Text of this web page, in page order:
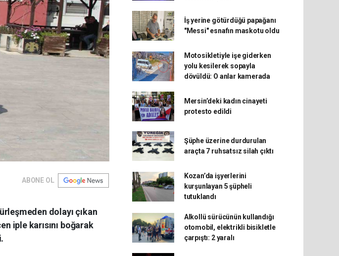
ABONE OL
dolayı çıkan
iple karısını boğarak
İş yerine götürdüğü papağanı
"Messi" esnafın maskotu oldu
Motosikletiyle işe giderken
yolu kesilerek sopayla
dövüldü: O anlar kamerada
Mersin’deki kadın cinayeti
protesto edildi
Şüphe üzerine durdurulan
araçta 7 ruhsatsız silah çıktı
Kozan’da işyerlerini
kurşunlayan 5 şüpheli
tutuklandı
Alkollü sürücünün kullandığı
otomobil, elektrikli bisikletle
çarpıştı: 2 yaralı